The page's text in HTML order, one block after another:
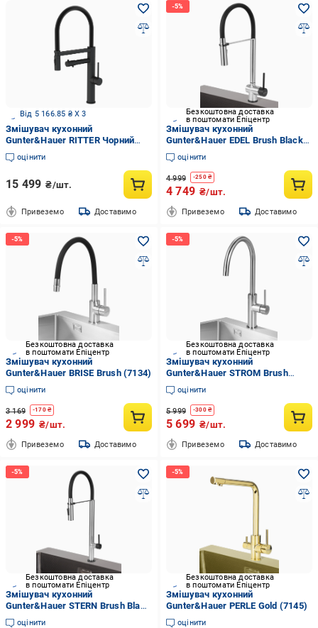
Від 5 166.85 ₴ X 3
Змішувач кухонний
Gunter&Hauer RITTER Чорний
(23355)
оцінити
15 499 ₴/шт.
Привеземо Доставимо
Безкоштовна доставка
в поштомати Епіцентр
Змішувач кухонний
Gunter&Hauer EDEL Brush Black
(7136)
оцінити
4 999 -250₴
4 749 ₴/шт.
Привеземо Доставимо
Безкоштовна доставка
в поштомати Епіцентр
Змішувач кухонний
Gunter&Hauer BRISE Brush (7134)
оцінити
3 169 -170₴
2 999 ₴/шт.
Привеземо Доставимо
Безкоштовна доставка
в поштомати Епіцентр
Змішувач кухонний
Gunter&Hauer STROM Brush
(7150)
оцінити
5 999 -300₴
5 699 ₴/шт.
Привеземо Доставимо
Безкоштовна доставка
в поштомати Епіцентр
Змішувач кухонний
Gunter&Hauer STERN Brush Black
(7149)
оцінити
Безкоштовна доставка
в поштомати Епіцентр
Змішувач кухонний
Gunter&Hauer PERLE Gold (7145)
оцінити